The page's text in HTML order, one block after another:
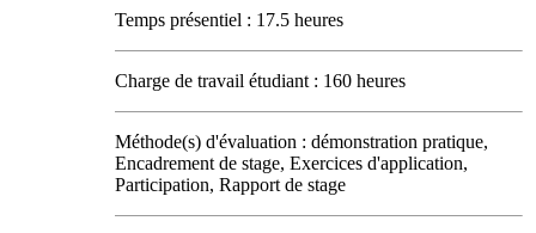
Temps présentiel : 17.5 heures
Charge de travail étudiant : 160 heures
Méthode(s) d'évaluation : démonstration pratique,
Encadrement de stage, Exercices d'application,
Participation, Rapport de stage